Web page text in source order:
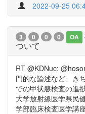
2022-09-25
3 0 0 0 OA
ついて
RT @KDNuc:
門的な論述など、き
での甲状腺検査の進
大学放射線医学県民
学部臨床検査医学講